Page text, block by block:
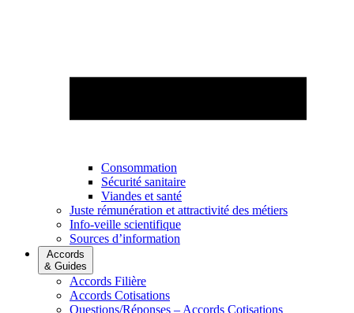
Consommation
Sécurité sanitaire
Viandes et santé
Juste rémunération et attractivité des métiers
Info-veille scientifique
Sources d’information
Accords
& Guides
Accords Filière
Accords Cotisations
Questions/Réponses – Accords Cotisations